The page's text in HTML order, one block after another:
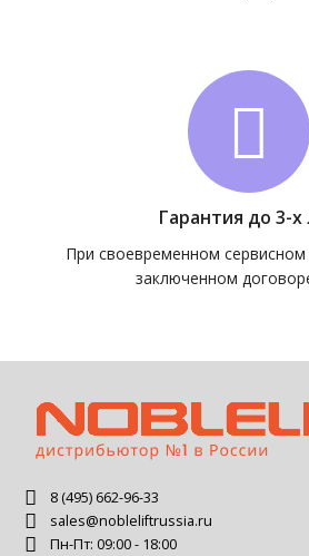
Гарантия до 3-х
При своевременном
заключенном
8 (495) 662-96-33
sales@nobleliftrussia.ru
Пн-Пт: 09:00 - 18:00